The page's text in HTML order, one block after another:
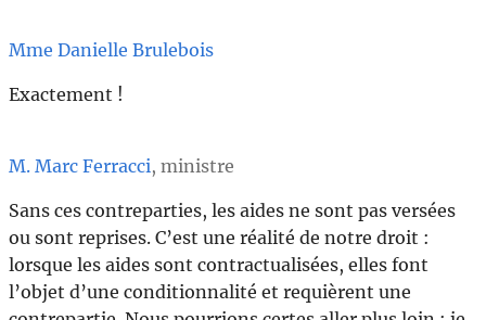
Mme Danielle Brulebois
Exactement !
M. Marc Ferracci, ministre
Sans ces contreparties, les aides ne sont pas versées
ou sont reprises. C’est une réalité de notre droit :
lorsque les aides sont contractualisées, elles font
l’objet d’une conditionnalité et requièrent une